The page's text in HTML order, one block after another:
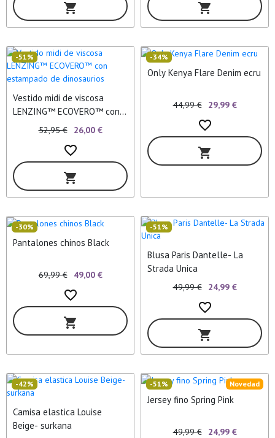
shopping_cart
shopping_cart
Vestido midi de viscosa
LENZING™ ECOVERO™ con
estampado de dinosaurios
-51%
52,95 € 26,00 €
favorite_border
shopping_cart
Only Kenya Flare Denim ecru
-34%
44,99 € 29,99 €
favorite_border
shopping_cart
Pantalones chinos Black
-30%
69,99 € 49,00 €
favorite_border
shopping_cart
Blusa Paris Dantelle- La
Strada Unica
-51%
49,99 € 24,99 €
favorite_border
shopping_cart
Camisa elastica Louise
Beige- surkana
-42%
Jersey fino Spring Pink
Novedad
-51%
49,99 € 24,99 €